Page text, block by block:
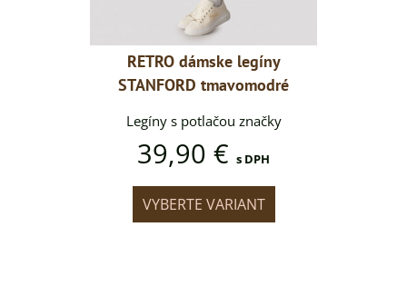
RETRO dámske legíny
STANFORD tmavomodré
Legíny s potlačou značky
39,90 € s DPH
VYBERTE VARIANT